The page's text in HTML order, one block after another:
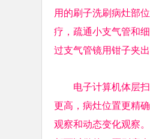
用的刷子洗刷病灶部
疗，疏通小支气管和
过支气管镜用钳子夹
电子计算机体层扫
更高，病灶位置更精
观察和动态变化观察